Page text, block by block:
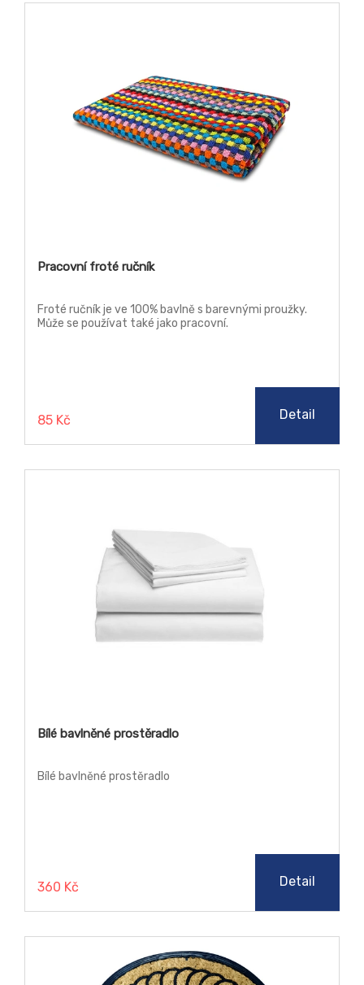
Pracovní froté ručník
Froté ručník je ve 100% bavlně s barevnými proužky.
Může se používat také jako pracovní.
85 Kč Detail
Bílé bavlněné prostěradlo
Bílé bavlněné prostěradlo
360 Kč Detail